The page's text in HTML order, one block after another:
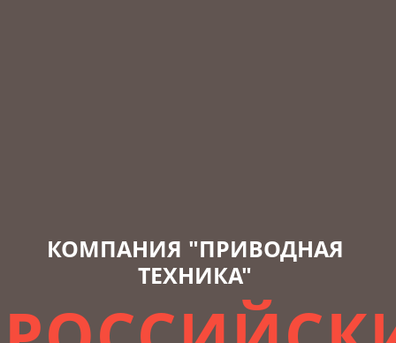
КОМПАНИЯ "ПРИВОДНАЯ
ТЕХНИКА"